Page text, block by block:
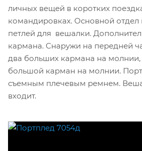
личных вещей в коротких
командировках. Основной отдел
петлей для вешалки.
кармана. Снаружи на передней
два больших кармана на молнии,
большой карман на молнии.
съемным плечевым ремнем.
входит.